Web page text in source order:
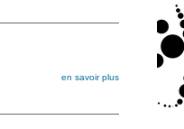
en savoir plus